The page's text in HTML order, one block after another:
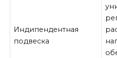
Индипендентная
подвеска